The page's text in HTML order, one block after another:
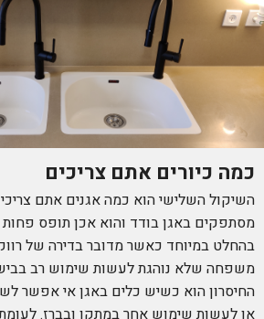
כמה כיורים אתם צריכים
השיקול השלישי הוא כמה אגנים אתם
מסתפקים באגן בודד והוא אכן תופס
בהחלט במיוחד כאשר מדובר בדירה של
משפחה שלא נוהגת לעשות שימוש רב
החיסרון הוא כשיש כלים באגן אי אפשר
או לעשות שימוש אחר במתקן ובברז.